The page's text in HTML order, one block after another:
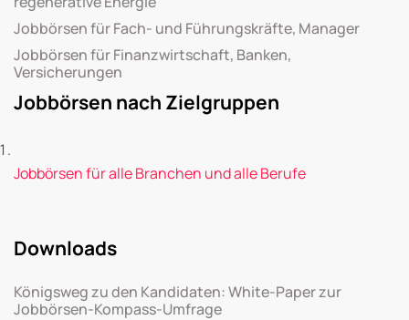
Jobbörsen für Fach- und Führungskräfte, Manager
Jobbörsen für Finanzwirtschaft, Banken,
Versicherungen
Jobbörsen nach Zielgruppen
Jobbörsen für alle Branchen und alle Berufe
Downloads
Königsweg zu den Kandidaten: White-Paper zur
Jobbörsen-Kompass-Umfrage